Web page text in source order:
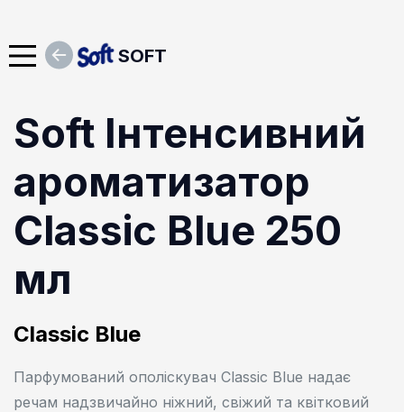
SOFT
Soft Інтенсивний
ароматизатор
Classic Blue 250
мл
Classic Blue
Парфумований ополіскувач Classic Blue надає
речам надзвичайно ніжний, свіжий та квітковий